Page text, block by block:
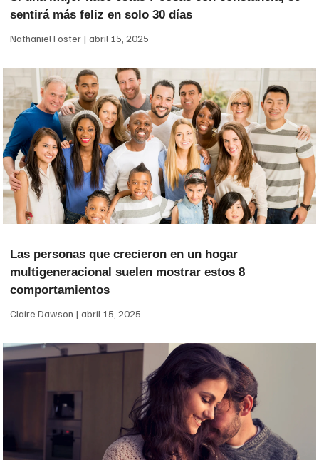
sentirá más feliz en solo 30 días
Nathaniel Foster abril 15, 2025
Las personas que crecieron en un hogar
multigeneracional suelen mostrar estos 8
comportamientos
Claire Dawson abril 15, 2025